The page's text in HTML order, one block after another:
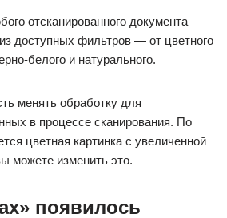
отсканированного документа
доступных фильтров — от цветного
белого и натурального.
менять обработку для
в процессе сканирования. По
цветная картинка с увеличенной
можете изменить это.
появилось